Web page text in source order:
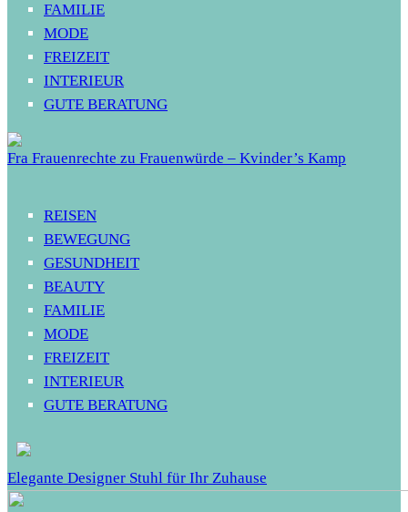
FAMILIE
MODE
FREIZEIT
INTERIEUR
GUTE BERATUNG
Fra Frauenrechte zu Frauenwürde – Kvinder’s Kamp
REISEN
BEWEGUNG
GESUNDHEIT
BEAUTY
FAMILIE
MODE
FREIZEIT
INTERIEUR
GUTE BERATUNG
Elegante Designer Stuhl für Ihr Zuhause